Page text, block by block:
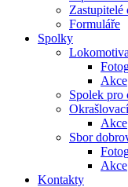
Zastupitelé
Formuláře
Spolky
Akce
Spolek pro
Akce
Sbor
Akce
Kontakty